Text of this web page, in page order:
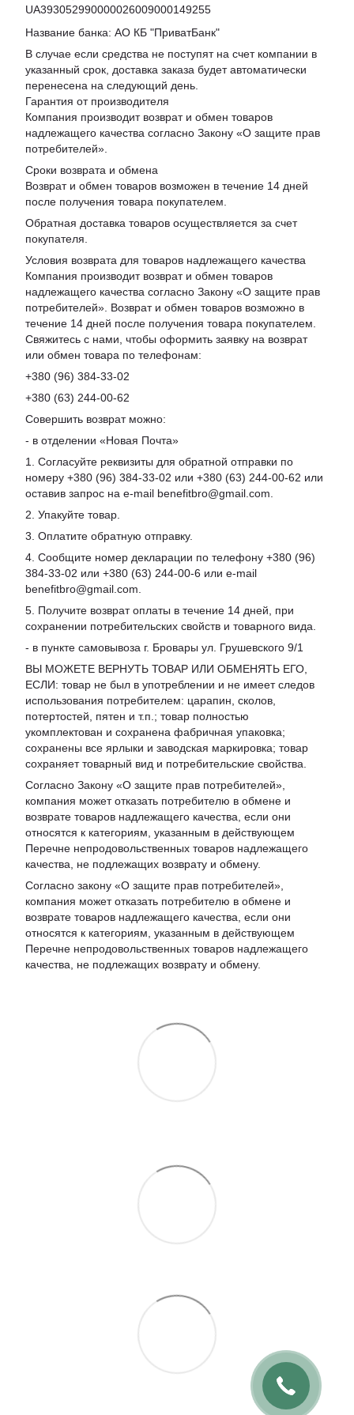
UA393052990000026009000149255
Название банка: АО КБ "ПриватБанк"
В случае если средства не поступят на счет компании в
указанный срок, доставка заказа будет автоматически
перенесена на следующий день.
Гарантия от производителя
Компания производит возврат и обмен товаров
надлежащего качества согласно Закону «О защите прав
потребителей».
Сроки возврата и обмена
Возврат и обмен товаров возможен в течение 14 дней
после получения товара покупателем.
Обратная доставка товаров осуществляется за счет
покупателя.
Условия возврата для товаров надлежащего качества
Компания производит возврат и обмен товаров
надлежащего качества согласно Закону «О защите прав
потребителей». Возврат и обмен товаров возможно в
течение 14 дней после получения товара покупателем.
Свяжитесь с нами, чтобы оформить заявку на возврат
или обмен товара по телефонам:
+380 (96) 384-33-02
+380 (63) 244-00-62
Совершить возврат можно:
- в отделении «Новая Почта»
1. Согласуйте реквизиты для обратной отправки по
номеру +380 (96) 384-33-02 или +380 (63) 244-00-62 или
оставив запрос на e-mail benefitbro@gmail.com.
2. Упакуйте товар.
3. Оплатите обратную отправку.
4. Сообщите номер декларации по телефону +380 (96)
384-33-02 или +380 (63) 244-00-6 или e-mail
benefitbro@gmail.com.
5. Получите возврат оплаты в течение 14 дней, при
сохранении потребительских свойств и товарного вида.
- в пункте самовывоза г. Бровары ул. Грушевского 9/1
ВЫ МОЖЕТЕ ВЕРНУТЬ ТОВАР ИЛИ ОБМЕНЯТЬ ЕГО,
ЕСЛИ: товар не был в употреблении и не имеет следов
использования потребителем: царапин, сколов,
потертостей, пятен и т.п.; товар полностью
укомплектован и сохранена фабричная упаковка;
сохранены все ярлыки и заводская маркировка; товар
сохраняет товарный вид и потребительские свойства.
Согласно Закону «О защите прав потребителей»,
компания может отказать потребителю в обмене и
возврате товаров надлежащего качества, если они
относятся к категориям, указанным в действующем
Перечне непродовольственных товаров надлежащего
качества, не подлежащих возврату и обмену.
Согласно закону «О защите прав потребителей»,
компания может отказать потребителю в обмене и
возврате товаров надлежащего качества, если они
относятся к категориям, указанным в действующем
Перечне непродовольственных товаров надлежащего
качества, не подлежащих возврату и обмену.